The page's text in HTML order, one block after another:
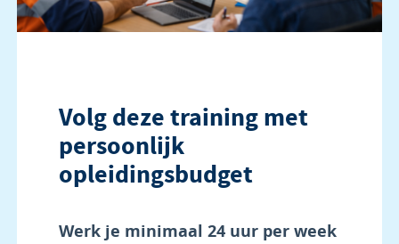
Volg deze training met
persoonlijk
opleidingsbudget
Werk je minimaal 24 uur per week